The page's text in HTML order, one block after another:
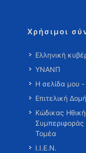
Χρήσιμοι
Ελληνική
ΥΝΑΝΠ
Η σελίδα μου
Επιτελική
Κώδικας
Τομέα
Ι.Ι.Ε.Ν.